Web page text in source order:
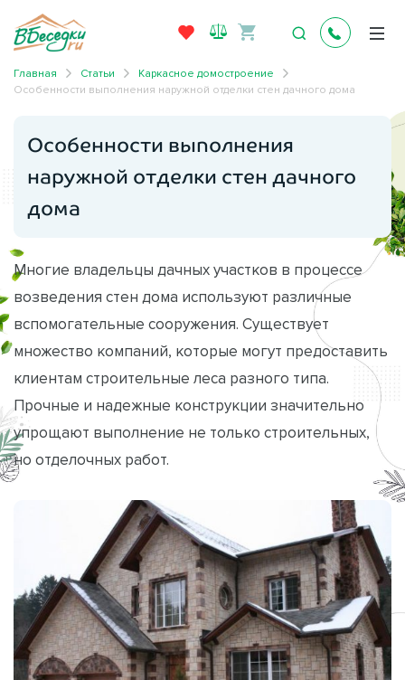
Главная Статьи
Каркасное домостроение
Особенности выполнения наружной отделки стен дачного дома
Особенности выполнения
наружной отделки стен дачного
дома
Многие владельцы дачных участков в процессе
возведения стен дома используют различные
вспомогательные сооружения. Существует
множество компаний, которые могут предоставить
клиентам строительные леса разного типа.
Прочные и надежные конструкции значительно
упрощают выполнение не только строительных,
но отделочных работ.